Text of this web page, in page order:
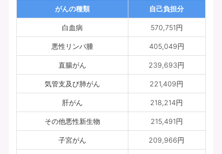
がんの種類 自己負担分
白血病 570,751円
悪性リンパ腫 405,049円
直腸がん 239,693円
気管支及び肺がん 221,409円
肝がん 218,214円
その他悪性新生物 215,491円
子宮がん 209,966円